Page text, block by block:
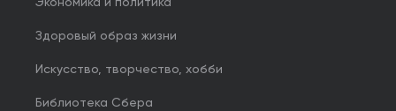
Экономика и политика
Здоровый образ жизни
Искусство, творчество, хобби
Библиотека Сбера